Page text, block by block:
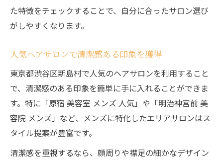
た特徴をチェックすることで、自分に合ったサロン選び
がしやすくなります。
人気ヘアサロンで清潔感ある印象を獲得
東京都渋谷区新島村で人気のヘアサロンを利用すること
で、清潔感のある印象を簡単に手に入れることができま
す。特に「原宿 美容室 メンズ 人気」や「明治神宮前 美
容院 メンズ」など、メンズに特化したエリアサロンはス
タイル提案が豊富です。
清潔感を重視するなら、顔周りや襟足の細かなデザイン